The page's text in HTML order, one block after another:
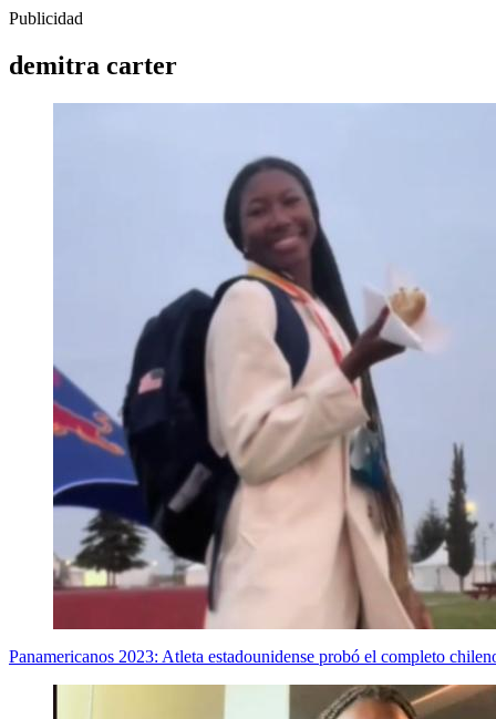
Publicidad
demitra carter
Panamericanos 2023: Atleta estadounidense probó el completo